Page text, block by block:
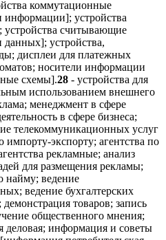
коммутационные
информации]; устройства
считывающие
данных]; устройства,
дисплеи для платежных
носители информации
схемы].28 - устройства для
использованием внешнего
менеджмент в сфере
в сфере бизнеса;
телекоммуникационных услуг
импорту-экспорту; агентства по
рекламные; анализ
для размещения рекламы;
найму; ведение
ведение бухгалтерских
товаров; запись
общественного мнения;
информация и советы